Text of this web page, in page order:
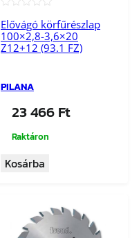
Elővágó körfűrészlap
100×2,8-3,6×20
Z12+12 (93.1 FZ)
PILANA
23 466Ft
Raktáron
Kosárba